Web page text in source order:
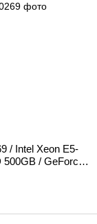
/ Intel Xeon E5-
500GB / GeForce